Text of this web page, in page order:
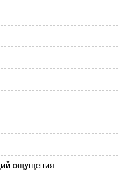
ощущения